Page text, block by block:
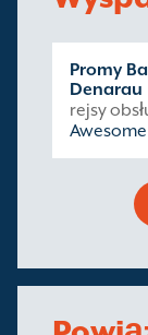
Promy
Denarau
rejsy